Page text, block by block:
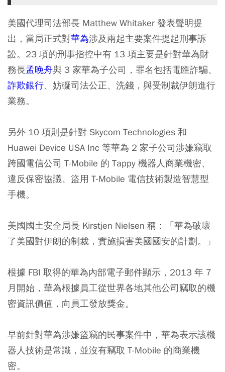
美國代理司法部長 Matthew Whitaker 發表聲明提
出，當局正式對華為涉及兩起主要案件提起刑事訴
訟。23 項的刑事指控中有 13 項主要是針對華為財
務長孟晚舟與 3 家華為子公司，罪名包括電匯詐騙、
詐欺銀行、妨礙司法公正、洗錢，與受制裁伊朗進行
業務。
另外 10 項則是針對 Skycom Technologies 和
Huawei Device USA Inc 等華為 2 家子公司涉嫌竊取
跨國電信公司 T-Mobile 的 Tappy 機器人商業機密、
違反保密協議、盜用 T-Mobile 電信技術製造智慧型
手機。
美國國土安全局長 Kirstjen Nielsen 稱：「華為破壞
了美國對伊朗的制裁，實施損害美國國安的計劃。」
根據 FBI 取得的華為內部電子郵件顯示，2013 年 7
月開始，華為根據員工從世界各地其他公司竊取的機
密資訊價值，向員工發放獎金。
早前針對華為涉嫌盜竊的民事案件中，華為表示該機
器人技術是常識，並沒有竊取 T-Mobile 的商業機
密。